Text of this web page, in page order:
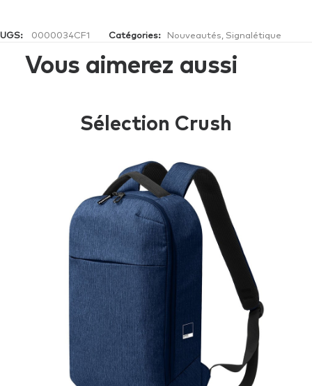
UGS: 0000034CF1 Catégories: Nouveautés Signalétique
Vous aimerez aussi
Sélection Crush